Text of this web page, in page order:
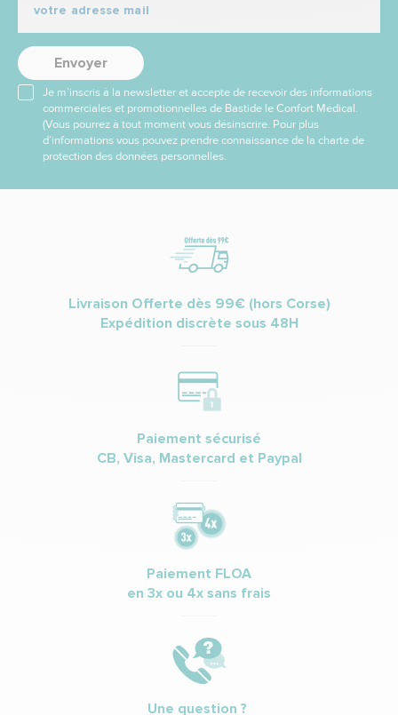
Envoyer
Je m’inscris à la newsletter et accepte de recevoir des informations
commerciales et promotionnelles de Bastide le Confort Médical.
(Vous pourrez à tout moment vous désinscrire. Pour plus
d’informations vous pouvez prendre connaissance de la charte de
protection des données personnelles.
Livraison Offerte dès 99€ (hors Corse)
Expédition discrète sous 48H
Paiement sécurisé
CB, Visa, Mastercard et Paypal
Paiement FLOA
en 3x ou 4x sans frais
Une question ?